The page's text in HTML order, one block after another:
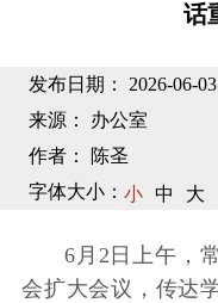
话
发布日期： 2026-06-03
来源： 办公室
作者： 陈圣
字体大小： 小 中 大
6月2日上午，
会扩大会议，传达